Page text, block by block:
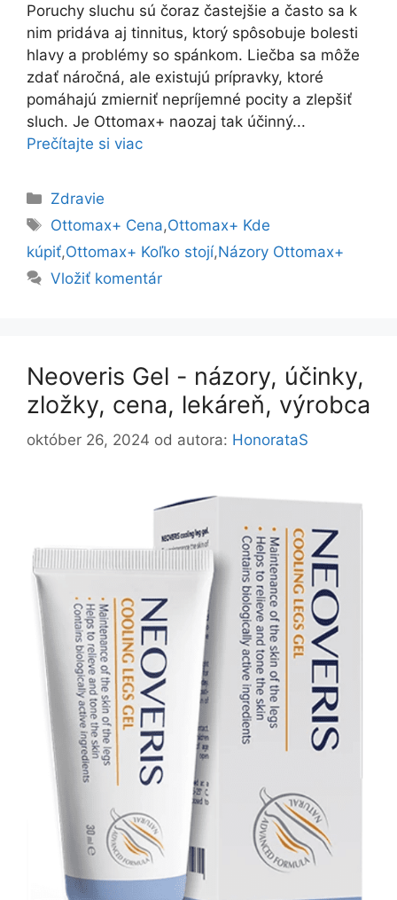
Poruchy sluchu sú čoraz častejšie a často sa k
nim pridáva aj tinnitus, ktorý spôsobuje bolesti
hlavy a problémy so spánkom. Liečba sa môže
zdať náročná, ale existujú prípravky, ktoré
pomáhajú zmierniť nepríjemné pocity a zlepšiť
sluch. Je Ottomax+ naozaj tak účinný...
Prečítajte si viac
Kategórie
Zdravie
Značky
Ottomax+ Cena,Ottomax+ Kde
kúpiť,Ottomax+ Koľko stojí,Názory Ottomax+
Vložiť komentár
Neoveris Gel - názory, účinky,
zložky, cena, lekáreň, výrobca
október 26, 2024 od autora: HonorataS